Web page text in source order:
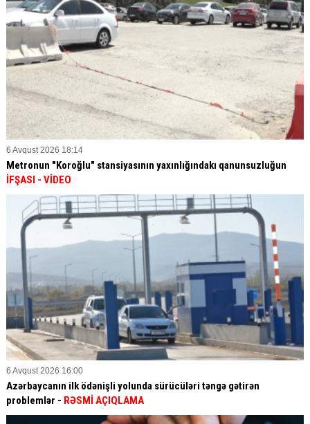
6 Avqust 2026 18:14
Metronun "Koroğlu" stansiyasının yaxınlığındakı qanunsuzluğun
İFŞASI - VİDEO
6 Avqust 2026 16:00
Azərbaycanın ilk ödənişli yolunda sürücüləri təngə gətirən
problemlər - RƏSMİ AÇIQLAMA